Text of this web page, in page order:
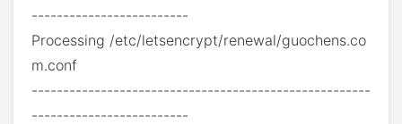
-------------------------
Processing /etc/letsencrypt/renewal/guochens.co
m.conf
------------------------------------------------------
-------------------------